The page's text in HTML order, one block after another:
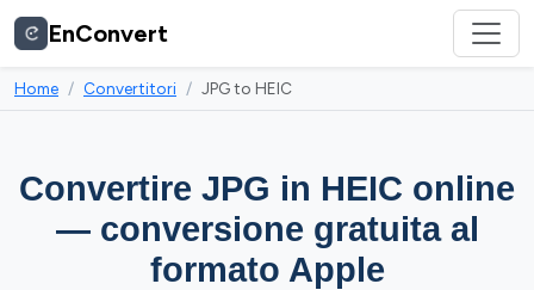
EnConvert
Home Convertitori JPG to HEIC
Convertire JPG in HEIC online
— conversione gratuita al
formato Apple